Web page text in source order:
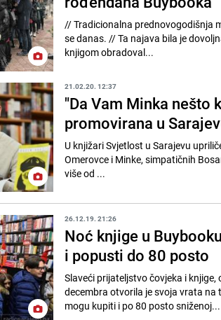
// Tradicionalna prednovogodišnja manifestacija "Noć knjige" povodom rođendana Buybooka održava
se danas. // Ta najava bila je dovoljna da građani Sarajeva pohrle u knjižare i stanu u red kako bi dobrom
knjigom obradoval...
21.02.20. 12:37
"Da Vam Minka nešto
promovirana u
U knjižari Svjetlost u Sarajevu
Omerovce i Minke, simpatičnih
više od ...
26.12.19. 21:26
Noć knjige u
i popusti do 80 posto
Slaveći prijateljstvo čovjeka i
decembra otvorila je svoja vrata na
mogu kupiti i po 80 posto sniženoj...